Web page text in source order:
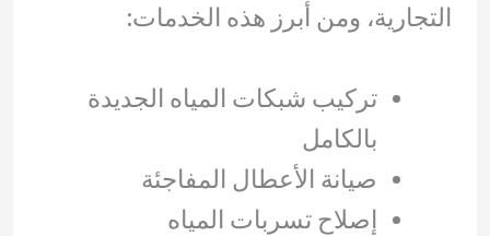
التجارية، ومن أبرز هذه الخدمات:
تركيب شبكات المياه الجديدة
بالكامل
صيانة الأعطال المفاجئة
إصلاح تسربات المياه